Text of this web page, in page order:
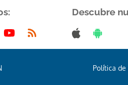
Descubre
Política